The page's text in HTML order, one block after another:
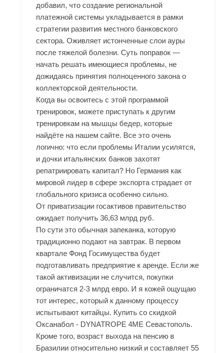
добавил, что создание региональной
платежной системы укладывается в рамки
стратегии развития местного банковского
сектора. Оживляет истонченные слои ауры
после тяжелой болезни. Суть поправок —
начать решать имеющиеся проблемы, не
дожидаясь принятия полноценного закона о
коллекторской деятельности.
Когда вы освоитесь с этой программой
тренировок, можете приступать к другим
тренировкам на мышцы бедер, которые
найдёте на нашем сайте. Все это очень
логично: что если проблемы Италии усилятся,
и дочки итальянских банков захотят
репатриировать капитал? Но Германия как
мировой лидер в сфере экспорта страдает от
глобального кризиса особенно сильно.
От приватизации госактивов правительство
ожидает получить 36,63 млрд руб.
По сути это обычная запеканка, которую
традиционно подают на завтрак. В первом
квартале Фонд Госимущества будет
подготавливать предприятие к аренде. Если же
такой активизации не случится, покупки
ограничатся 2-3 млрд евро. И я кожей ощущаю
тот интерес, который к данному процессу
испытывают китайцы. Купить со скидкой
Оксанабол - DYNATROPE 4ME Севастополь.
Кроме того, возраст выхода на пенсию в
Бразилии относительно низкий и составляет 55